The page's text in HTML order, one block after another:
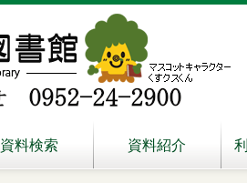
資料検索 資料紹介